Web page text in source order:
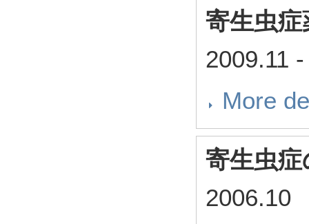
寄生虫
2009.11 -
More
寄生虫
2006.10